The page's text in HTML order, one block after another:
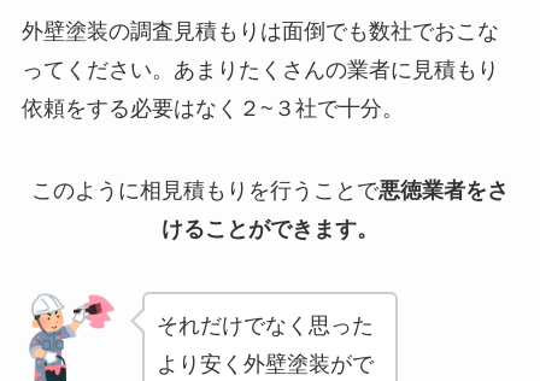
外壁塗装の調査見積もりは面倒でも数社でおこな
ってください。あまりたくさんの業者に見積もり
依頼をする必要はなく２~３社で十分。
このように相見積もりを行うことで悪徳業者をさ
けることができます。
それだけでなく思った
より安く外壁塗装がで